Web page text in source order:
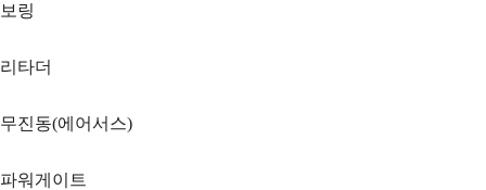
보링
리타더
무진동(에어서스)
파워게이트